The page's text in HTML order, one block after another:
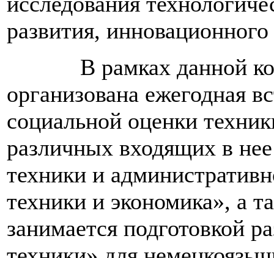
развития,
В рамках данной
организована ежегодная
социальной оценки
различных входящих в
техники и
техники и экономика», а
занимается подготовкой